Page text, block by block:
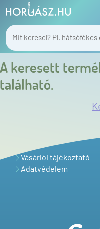
A keresett
található.
Vásárlói tájékoztató
Adatvédelem